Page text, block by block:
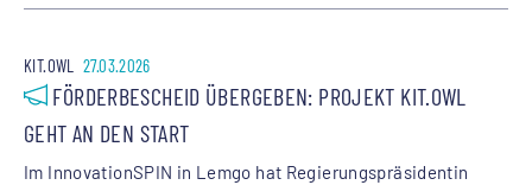
KIT.OWL 27.03.2026
FÖRDERBESCHEID ÜBERGEBEN: PROJEKT KIT.OWL
GEHT AN DEN START
Im InnovationSPIN in Lemgo hat Regierungspräsidentin